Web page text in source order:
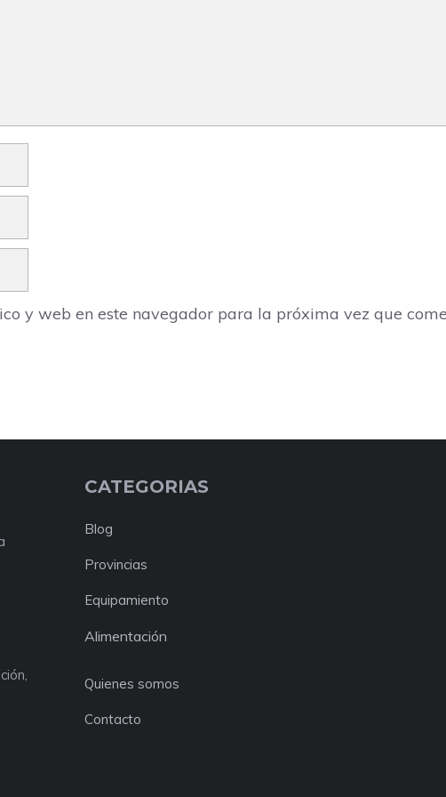
y web en este navegador para la próxima vez que
CATEGORIAS
Blog
Provincias
Equipamiento
Alimentación
Quienes somos
Contacto